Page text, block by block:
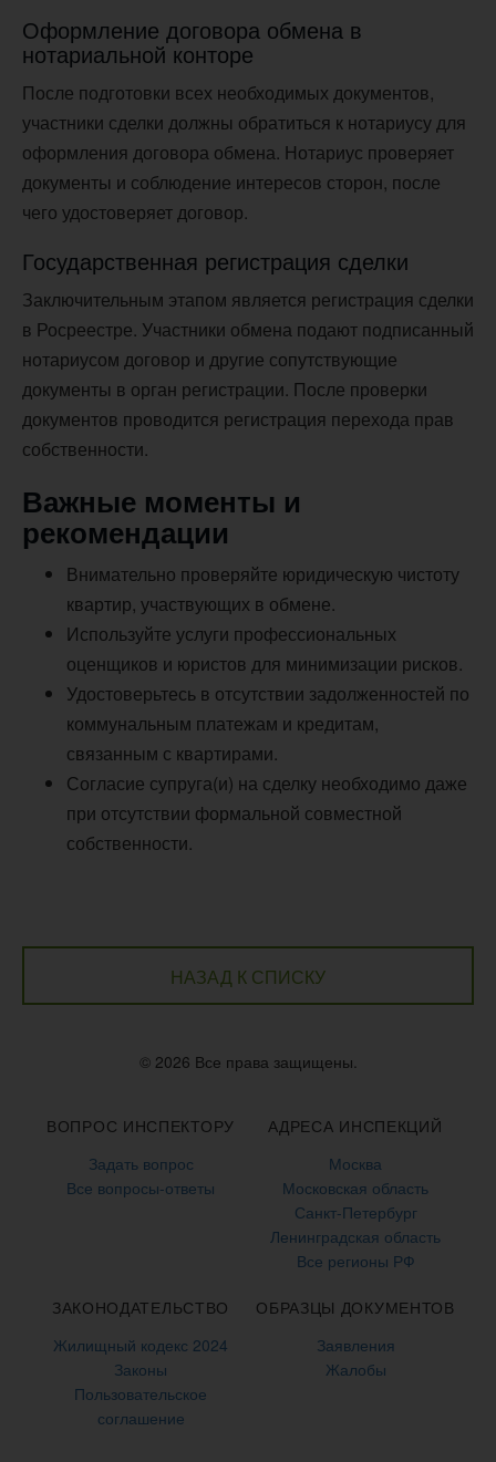
Оформление договора обмена в
нотариальной конторе
После подготовки всех необходимых документов,
участники сделки должны обратиться к нотариусу для
оформления договора обмена. Нотариус проверяет
документы и соблюдение интересов сторон, после
чего удостоверяет договор.
Государственная регистрация сделки
Заключительным этапом является регистрация сделки
в Росреестре. Участники обмена подают подписанный
нотариусом договор и другие сопутствующие
документы в орган регистрации. После проверки
документов проводится регистрация перехода прав
собственности.
Важные моменты и
рекомендации
Внимательно проверяйте юридическую чистоту
квартир, участвующих в обмене.
Используйте услуги профессиональных
оценщиков и юристов для минимизации рисков.
Удостоверьтесь в отсутствии задолженностей по
коммунальным платежам и кредитам,
связанным с квартирами.
Согласие супруга(и) на сделку необходимо даже
при отсутствии формальной совместной
собственности.
НАЗАД К СПИСКУ
© 2026 Все права защищены.
ВОПРОС ИНСПЕКТОРУ
Задать вопрос
Все вопросы-ответы
АДРЕСА ИНСПЕКЦИЙ
Москва
Московская область
Санкт-Петербург
Ленинградская область
Все регионы РФ
ЗАКОНОДАТЕЛЬСТВО
Жилищный кодекс 2024
Законы
Пользовательское
соглашение
ОБРАЗЦЫ ДОКУМЕНТОВ
Заявления
Жалобы